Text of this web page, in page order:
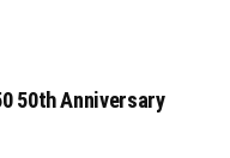
50th Anniversary